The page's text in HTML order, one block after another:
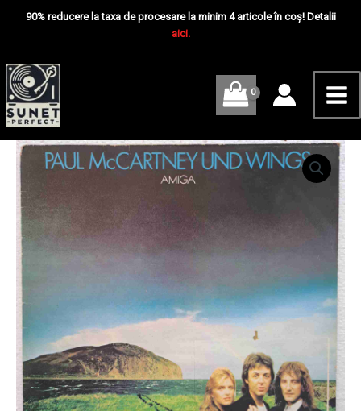
90% reducere la taxa de procesare la minim 4 articole în coș! Detalii
aici.
Cantitate
Paul
Und
Wings
Paul
And
Disc
VINIL
LP
VG
–
LP
VG